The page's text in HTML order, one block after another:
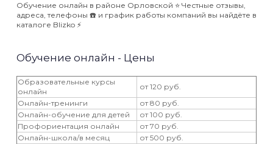
Обучение онлайн в районе Орловской ⭐️ Честные отзывы,
адреса, телефоны ☎️ и график работы компаний вы найдёте в
каталоге Blizko ⚡️
Обучение онлайн - Цены
Образовательные курсы
онлайн
от 120 руб.
Онлайн-тренинги
от 80 руб.
Онлайн-обучение для детей
от 100 руб.
Профориентация онлайн
от 70 руб.
Онлайн-школа/в месяц
от 500 руб.